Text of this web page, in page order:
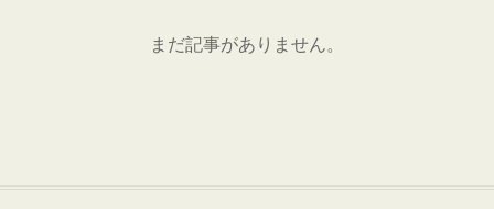
まだ記事がありません。